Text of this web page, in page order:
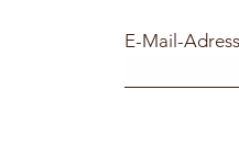
E-Mail-